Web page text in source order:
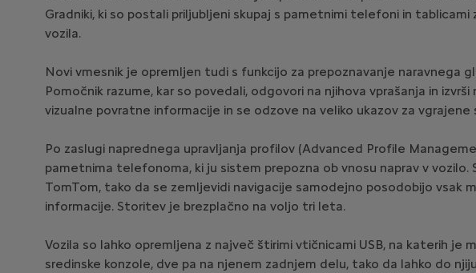
Gradniki, ki so postali priljubljeni skupaj s pametnimi telefoni in
vozila.
Novi vmesnik je opremljen tudi s funkcijo za prepoznavanje
Pomočnik razume, kar so povedali, odgovori na njihova vprašanja in
vizualne povratne informacije in se odzove na veliko ukazov za
Po zaslugi naprednega upravljanja profilov (Advanced Profile
pametnima telefonoma, ki ju sistem prepozna ob vnosu naprav v
TomTom, tako da se zemljevidi navigacije samodejno posodobijo
informacije. Storitev je brezplačno na voljo tri leta.
Vozila so lahko opremljena z največ štirimi vtičnicami USB, na katerih
sredinske konzole, dve pa na njenem zadnjem delu, tako da lahko do